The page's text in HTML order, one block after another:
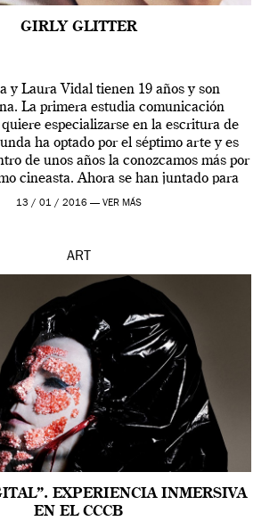
GIRLY GLITTER
y Laura Vidal tienen 19 años y son
La primera estudia comunicación
especializarse en la escritura de
ha optado por el séptimo arte y es
de unos años la conozcamos más por
cineasta. Ahora se han juntado para
contarnos una […]
13 / 01 / 2016 — VER MÁS
ART
EXPERIENCIA INMERSIVA
EN EL CCCB